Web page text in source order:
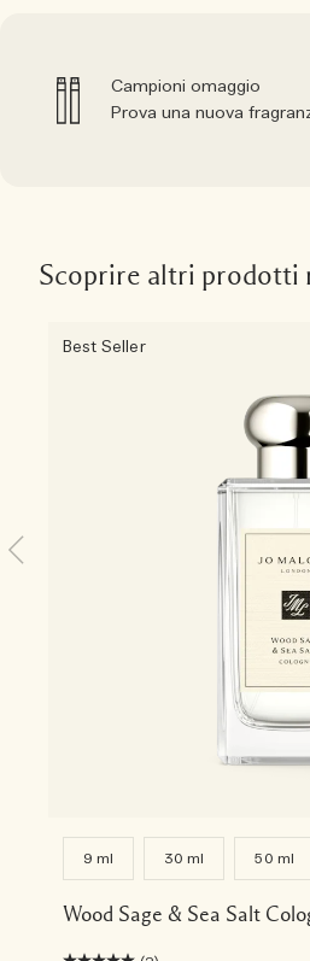
Campioni omaggio
Prova una nuova
Scoprire altri prodotti
Best Seller
9 ml 30 ml 50 ml
Wood Sage & Sea Salt